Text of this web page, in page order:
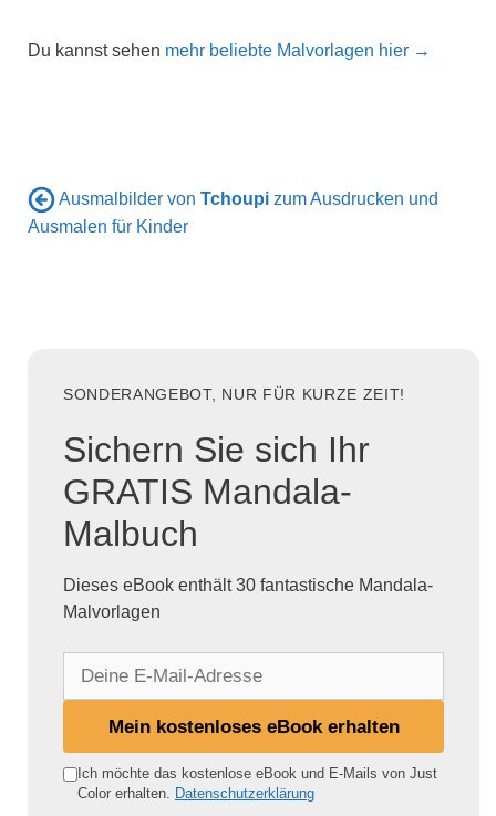
Du kannst sehen mehr beliebte Malvorlagen hier →
Ausmalbilder von Tchoupi zum Ausdrucken und
Ausmalen für Kinder
SONDERANGEBOT, NUR FÜR KURZE ZEIT!
Sichern Sie sich Ihr
GRATIS Mandala-
Malbuch
Dieses eBook enthält 30 fantastische Mandala-
Malvorlagen
e
Mein kostenloses eBook erhalten
Ich möchte das kostenlose eBook und E-Mails von Just
Color erhalten.
Datenschutzerklärung